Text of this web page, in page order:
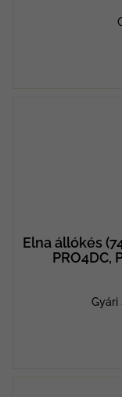
Elna állókés
PRO4DC,
Gyári